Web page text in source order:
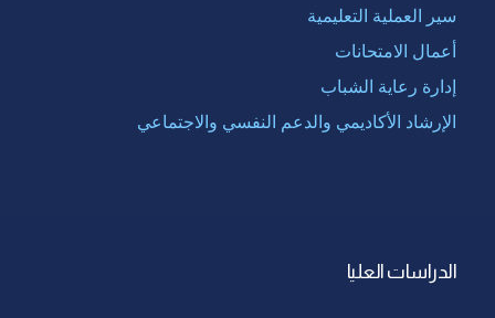
سير العملية التعليمية
أعمال الامتحانات
إدارة رعاية الشباب
الإرشاد الأكاديمي والدعم النفسي والاجتماعي
الدراسات العليا